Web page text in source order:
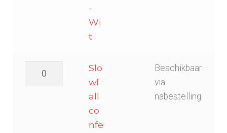
-
Wi
t
Slo
wf
all
co
nfe
Beschikbaar
via
nabestelling